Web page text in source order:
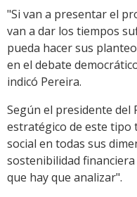
"Si van a presentar el
van a dar los tiempos
pueda hacer sus
en el debate
indicó Pereira.
Según el presidente del
estratégico de este tipo
social en todas sus
sostenibilidad
que hay que analizar".